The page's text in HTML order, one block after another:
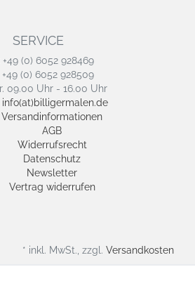
SERVICE
+49 (0) 6052 928469
+49 (0) 6052 928509
09.00 Uhr - 16.00 Uhr
info(at)billigermalen.de
Versandinformationen
AGB
Widerrufsrecht
Datenschutz
Newsletter
Vertrag widerrufen
* inkl. MwSt., zzgl. Versandkosten